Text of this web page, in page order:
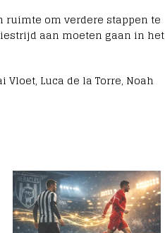
ruimte om verdere stappen te
aan moeten gaan in het
Luca de la Torre, Noah